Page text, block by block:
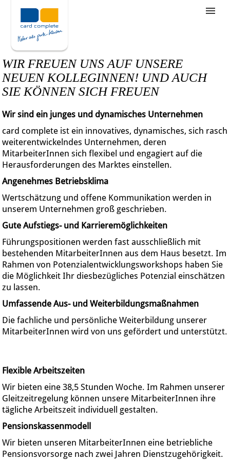
Stellenangebote
Unternehmensziele
Was wir bieten
Wie bewerbe ich mich
WIR FREUEN UNS AUF UNSERE
NEUEN KOLLEGINNEN! UND AUCH
SIE KÖNNEN SICH FREUEN
Wir sind ein junges und dynamisches Unternehmen
card complete ist ein innovatives, dynamisches, sich rasch
weiterentwickelndes Unternehmen, deren
MitarbeiterInnen sich flexibel und engagiert auf die
Herausforderungen des Marktes einstellen.
Angenehmes Betriebsklima
Wertschätzung und offene Kommunikation werden in
unserem Unternehmen groß geschrieben.
Gute Aufstiegs- und Karrieremöglichkeiten
Führungspositionen werden fast ausschließlich mit
bestehenden MitarbeiterInnen aus dem Haus besetzt. Im
Rahmen von Potenzialentwicklungsworkshops haben Sie
die Möglichkeit Ihr diesbezügliches Potenzial einschätzen
zu lassen.
Umfassende Aus- und Weiterbildungsmaßnahmen
Die fachliche und persönliche Weiterbildung unserer
MitarbeiterInnen wird von uns gefördert und unterstützt.
Flexible Arbeitszeiten
Wir bieten eine 38,5 Stunden Woche. Im Rahmen unserer
Gleitzeitregelung können unsere MitarbeiterInnen ihre
tägliche Arbeitszeit individuell gestalten.
Pensionskassenmodell
Wir bieten unseren MitarbeiterInnen eine betriebliche
Pensionsvorsorge nach zwei Jahren Dienstzugehörigkeit.